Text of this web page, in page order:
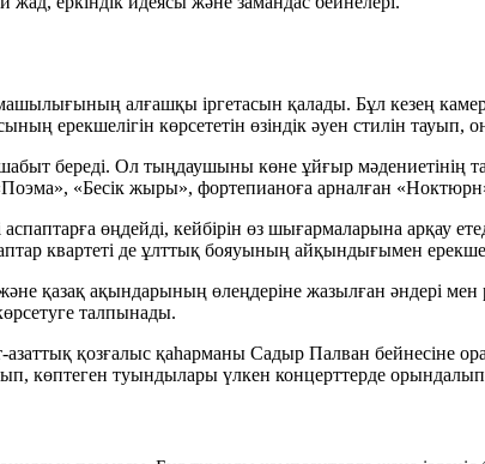
алғашқы іргетасын қалады. Бұл кезең
ерекшелігін көрсететін өзіндік әуен стилін тауып,
береді. Ол тыңдаушыны көне ұйғыр мәдениетінің
, «Бесік жыры», фортепианоға арналған
өңдейді, кейбірін өз шығармаларына арқау
квартеті де ұлттық бояуының айқындығымен
қазақ ақындарының өлеңдеріне жазылған әндері мен
талпынады.
қозғалыс қаһарманы Садыр Палван бейнесіне
туындылары үлкен концерттерде орындалып,